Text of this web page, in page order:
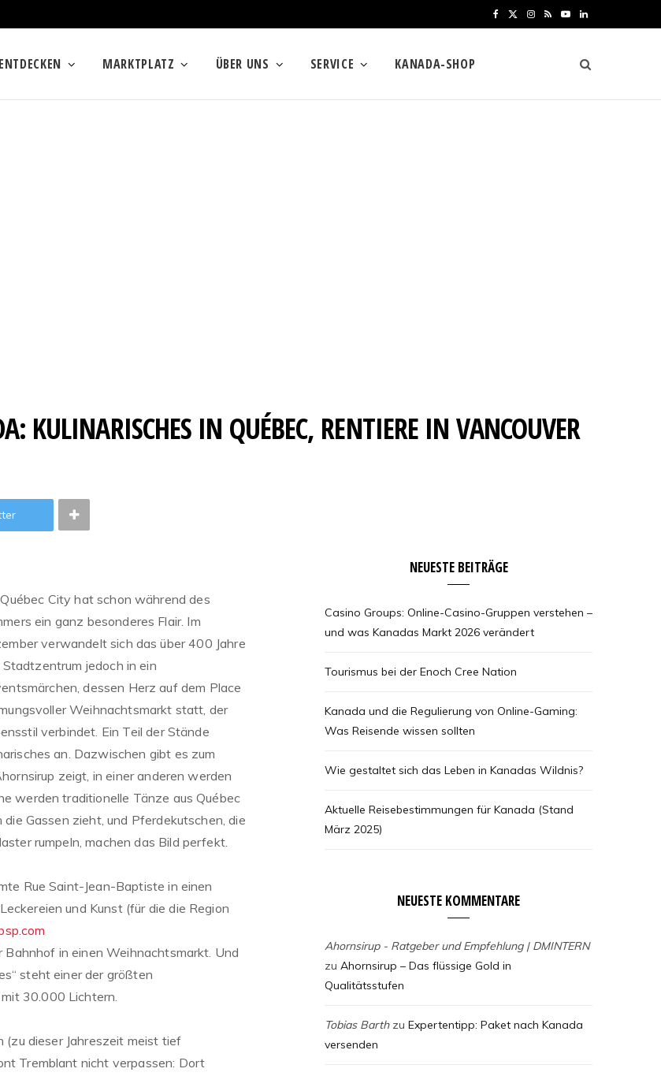
e w
I
t
R Y
T
L
n
k
MARKTPLATZ ÜBER UNS SERVICE KANADA-SHOP
KULINARISCHES IN QUÉBEC, RENTIERE IN VANCOUVER
City hat schon während des
ein ganz besonderes Flair. Im
verwandelt sich das über 400 Jahre
jedoch in ein
dessen Herz auf dem Place
Weihnachtsmarkt statt, der
verbindet. Ein Teil der Stände
an. Dazwischen gibt es zum
zeigt, in einer anderen werden
werden traditionelle Tänze aus Québec
Gassen zieht, und Pferdekutschen, die
rumpeln, machen das Bild perfekt.
Rue Saint-Jean-Baptiste in einen
und Kunst (für die die Region
in einen Weihnachtsmarkt. Und
steht einer der größten
30.000 Lichtern.
(zu dieser Jahreszeit meist tief
Tremblant nicht verpassen: Dort
NEUESTE BEITRÄGE
Casino Groups: Online-Casino-Gruppen verstehen –
und was Kanadas Markt 2026 verändert
Tourismus bei der Enoch Cree Nation
Kanada und die Regulierung von Online-Gaming:
Was Reisende wissen sollten
Wie gestaltet sich das Leben in Kanadas Wildnis?
Aktuelle Reisebestimmungen für Kanada (Stand
März 2025)
NEUESTE KOMMENTARE
Ahornsirup - Ratgeber und Empfehlung | DMINTERN
zu Ahornsirup – Das flüssige Gold in
Qualitätsstufen
Tobias Barthzu Expertentipp: Paket nach Kanada
versenden